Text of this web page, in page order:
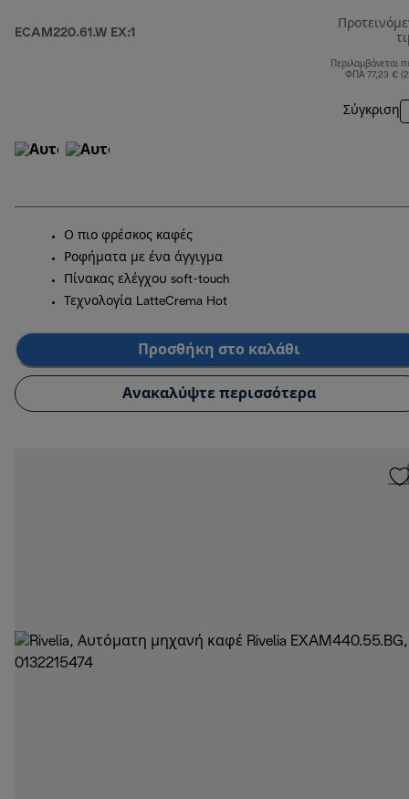
ECAM220.61.W EX:1
Περιλαμβάνεται
ΦΠΑ 77,23 €
Σύγκριση
Ο πιο φρέσκος καφές
Ροφήματα με ένα άγγιγμα
Πίνακας ελέγχου soft-touch
Τεχνολογία LatteCrema Hot
Προσθήκη στο καλάθι
Ανακαλύψτε περισσότερα